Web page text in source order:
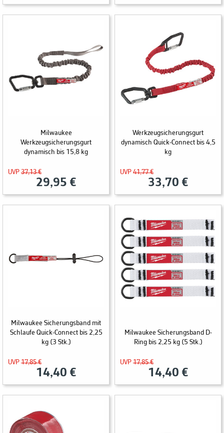
Milwaukee
Werkzeugsicherungsgurt
dynamisch bis 15,8 kg
UVP 37,13 €
29,95 €
Werkzeugsicherungsgurt
dynamisch Quick-Connect bis 4,5
kg
UVP 41,77 €
33,70 €
Milwaukee Sicherungsband mit
Schlaufe Quick-Connect bis 2,25
kg (3 Stk.)
UVP 17,85 €
14,40 €
Milwaukee Sicherungsband D-
Ring bis 2,25 kg (5 Stk.)
UVP 17,85 €
14,40 €